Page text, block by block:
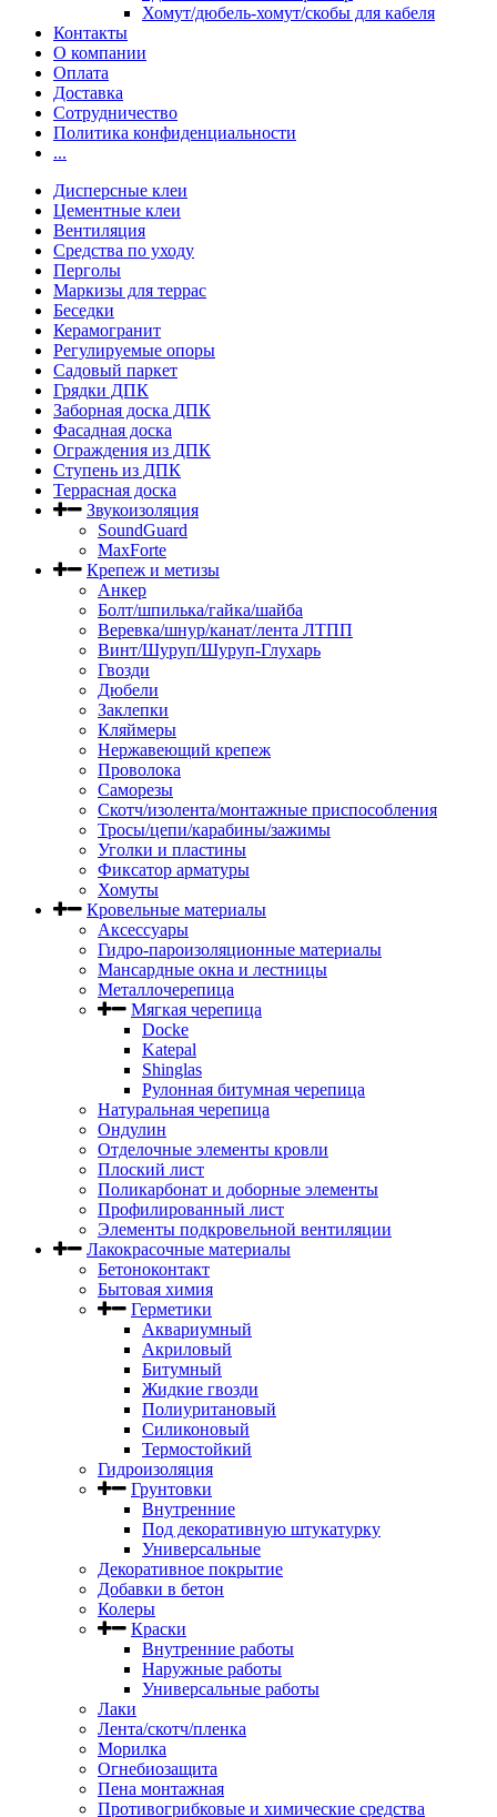
Хомут/дюбель-хомут/скобы для кабеля
Контакты
О компании
Оплата
Доставка
Сотрудничество
Политика конфиденциальности
...
Дисперсные клеи
Цементные клеи
Вентиляция
Средства по уходу
Перголы
Маркизы для террас
Беседки
Керамогранит
Регулируемые опоры
Садовый паркет
Грядки ДПК
Заборная доска ДПК
Фасадная доска
Ограждения из ДПК
Ступень из ДПК
Террасная доска
Звукоизоляция
SoundGuard
MaxForte
Крепеж и метизы
Анкер
Болт/шпилька/гайка/шайба
Веревка/шнур/канат/лента ЛТПП
Винт/Шуруп/Шуруп-Глухарь
Гвозди
Дюбели
Заклепки
Кляймеры
Нержавеющий крепеж
Проволока
Саморезы
Скотч/изолента/монтажные приспособления
Тросы/цепи/карабины/зажимы
Уголки и пластины
Фиксатор арматуры
Хомуты
Кровельные материалы
Аксессуары
Гидро-пароизоляционные материалы
Мансардные окна и лестницы
Металлочерепица
Мягкая черепица
Docke
Katepal
Shinglas
Рулонная битумная черепица
Натуральная черепица
Ондулин
Отделочные элементы кровли
Плоский лист
Поликарбонат и доборные элементы
Профилированный лист
Элементы подкровельной вентиляции
Лакокрасочные материалы
Бетоноконтакт
Бытовая химия
Герметики
Аквариумный
Акриловый
Битумный
Жидкие гвозди
Полиуритановый
Силиконовый
Термостойкий
Гидроизоляция
Грунтовки
Внутренние
Под декоративную штукатурку
Универсальные
Декоративное покрытие
Добавки в бетон
Колеры
Краски
Внутренние работы
Наружные работы
Универсальные работы
Лаки
Лента/скотч/пленка
Морилка
Огнебиозащита
Пена монтажная
Противогрибковые и химические средства